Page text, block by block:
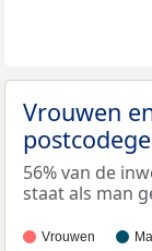
Vrouwen
56% van de
staat als man
Vrouwen